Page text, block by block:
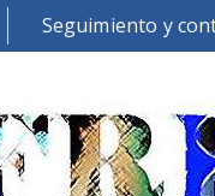
Seguimiento y